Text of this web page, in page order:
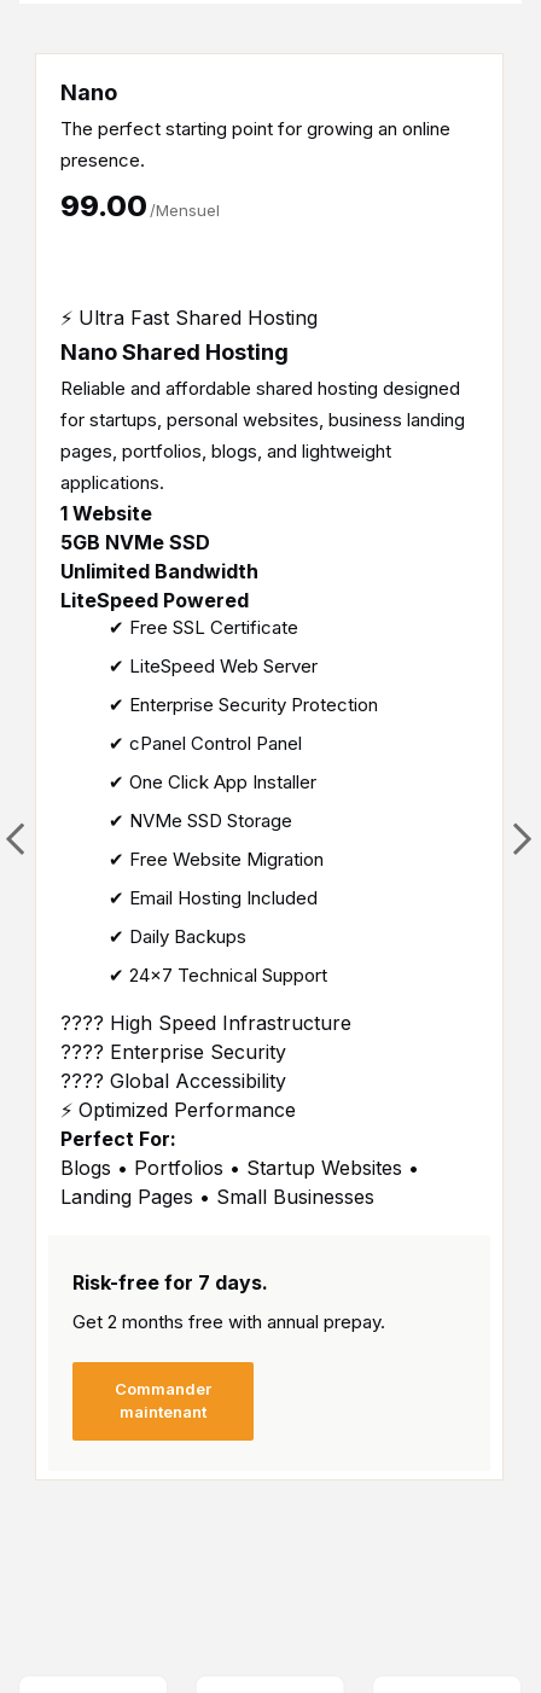
Nano
The perfect starting point for growing an online
presence.
₹99.00 /Mensuel
⚡ Ultra Fast Shared Hosting
Nano Shared Hosting
Reliable and affordable shared hosting designed
for startups, personal websites, business landing
pages, portfolios, blogs, and lightweight
applications.
1 Website
5GB NVMe SSD
Unlimited Bandwidth
LiteSpeed Powered
✔ Free SSL Certificate
✔ LiteSpeed Web Server
✔ Enterprise Security Protection
✔ cPanel Control Panel
✔ One Click App Installer
✔ NVMe SSD Storage
✔ Free Website Migration
✔ Email Hosting Included
✔ Daily Backups
✔ 24×7 Technical Support
???? High Speed Infrastructure
???? Enterprise Security
???? Global Accessibility
⚡ Optimized Performance
Perfect For:
Blogs • Portfolios • Startup Websites •
Landing Pages • Small Businesses
Risk-free for 7 days.
Get 2 months free with annual prepay.
Commander
maintenant